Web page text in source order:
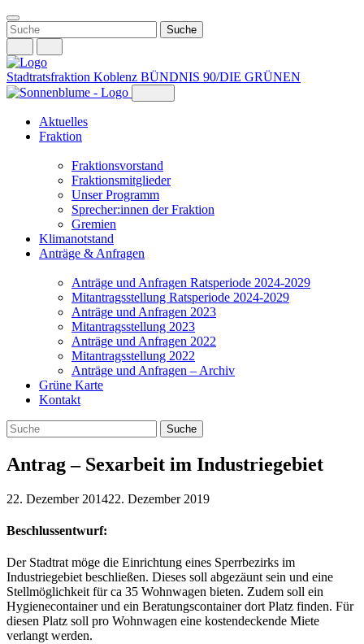
Weiter
zum
Inhalt
Stadtratsfraktion Koblenz BÜNDNIS 90/DIE GRÜNEN
Aktuelles
Fraktion
Fraktionsvorstand
Fraktionsmitglieder
Unser Programm
Sprecher:innen der Fraktion
Gremien
Klimanotstand
Anträge & Anfragen
Anträge und Anfragen Ratsperiode 2024-2029
Mitantragsstellung Ratsperiode 2024-2029
Anträge und Anfragen 2023
Mitantragsstellung 2023
Anträge und Anfragen 2022
Mitantragsstellung 2022
Anträge und Anfragen – Archiv
Grüne Karte
Kontakt
Antrag – Sexarbeit im Industriegebiet
22. Dezember 201422. Dezember 2019
Beschlussentwurf:
Der Stadtrat möge die Einrichtung eines Sperrbezirks im
Industriegebiet beschließen. Dieses soll abgezäunt sein und eine
Stellmöglichkeit für ca 35 Wohnwagen bieten. Zudem soll ein
Hygienecontainer und ein Beratungscontainer dort Platz finden. Für
diesen Platz soll pro Wohnwagen eine kostendeckende Miete
verlangt werden.